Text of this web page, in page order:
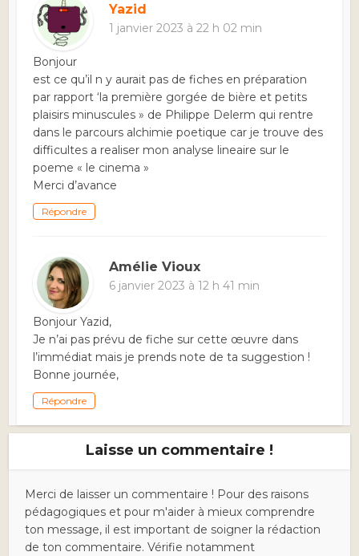
Yazid
1 janvier 2023 à 22 h 02 min
Bonjour
est ce qu’il n y aurait pas de fiches en préparation
par rapport ‘la première gorgée de bière et petits
plaisirs minuscules » de Philippe Delerm qui rentre
dans le parcours alchimie poetique car je trouve des
difficultes a realiser mon analyse lineaire sur le
poeme « le cinema »
Merci d’avance
Répondre
Amélie Vioux
6 janvier 2023 à 12 h 41 min
Bonjour Yazid,
Je n’ai pas prévu de fiche sur cette œuvre dans
l’immédiat mais je prends note de ta suggestion !
Bonne journée,
Répondre
Laisse un commentaire !
Merci de laisser un commentaire ! Pour des raisons
pédagogiques et pour m'aider à mieux comprendre
ton message, il est important de soigner la rédaction
de ton commentaire. Vérifie notamment